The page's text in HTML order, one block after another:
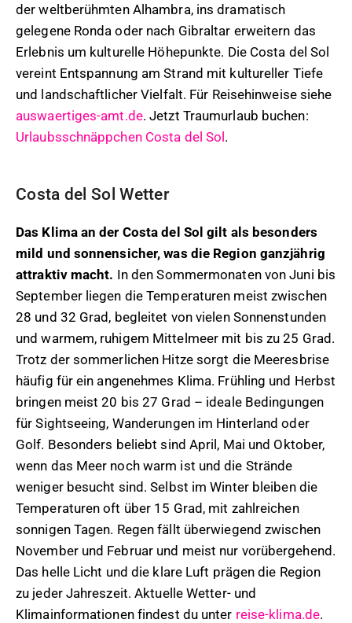
der weltberühmten Alhambra, ins dramatisch
gelegene Ronda oder nach Gibraltar erweitern das
Erlebnis um kulturelle Höhepunkte. Die Costa del Sol
vereint Entspannung am Strand mit kultureller Tiefe
und landschaftlicher Vielfalt. Für Reisehinweise siehe
auswaertiges-amt.de. Jetzt Traumurlaub buchen:
Urlaubsschnäppchen Costa del Sol.
Costa del Sol Wetter
Das Klima an der Costa del Sol gilt als besonders
mild und sonnensicher, was die Region ganzjährig
attraktiv macht. In den Sommermonaten von Juni bis
September liegen die Temperaturen meist zwischen
28 und 32 Grad, begleitet von vielen Sonnenstunden
und warmem, ruhigem Mittelmeer mit bis zu 25 Grad.
Trotz der sommerlichen Hitze sorgt die Meeresbrise
häufig für ein angenehmes Klima. Frühling und Herbst
bringen meist 20 bis 27 Grad – ideale Bedingungen
für Sightseeing, Wanderungen im Hinterland oder
Golf. Besonders beliebt sind April, Mai und Oktober,
wenn das Meer noch warm ist und die Strände
weniger besucht sind. Selbst im Winter bleiben die
Temperaturen oft über 15 Grad, mit zahlreichen
sonnigen Tagen. Regen fällt überwiegend zwischen
November und Februar und meist nur vorübergehend.
Das helle Licht und die klare Luft prägen die Region
zu jeder Jahreszeit. Aktuelle Wetter- und
Klimainformationen findest du unter reise-klima.de.